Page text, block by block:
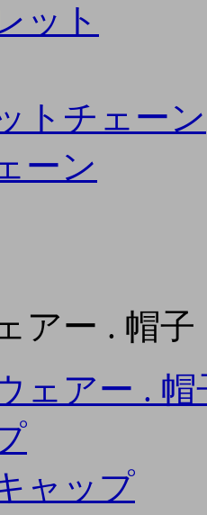
ット
トチェーン
ーン
アー . 帽子
ェアー . 帽
ャップ